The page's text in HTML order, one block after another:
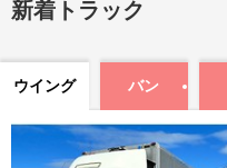
新着トラック
ウイング バン